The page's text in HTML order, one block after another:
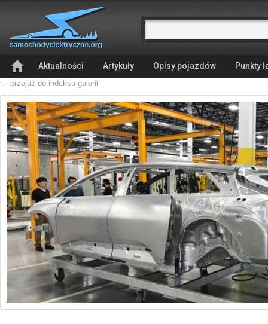
Aktualności Artykuły Opisy pojazdów Punkty
← przejdź do indeksu galerii